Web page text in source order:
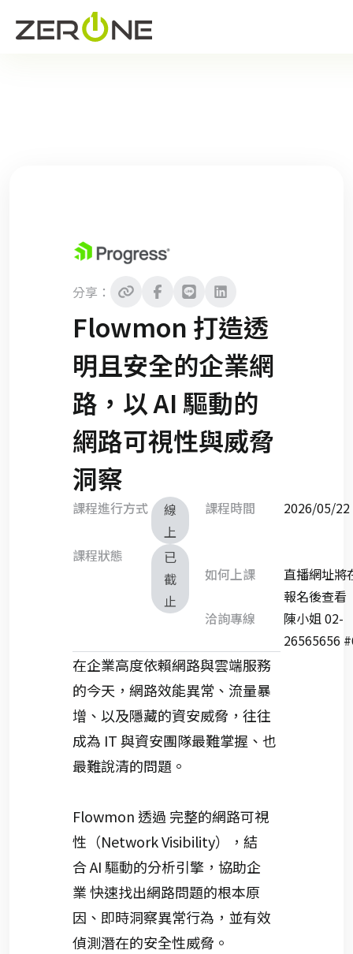
分享：
Flowmon 打造透
明且安全的企業網
路，以 AI 驅動的
網路可視性與威脅
洞察
課程進行方式
線
上
課程狀態
已
截
止
課程時間 2026/05/22
如何上課
直播網址將
報名後查看
洽詢專線
陳小姐 02-
26565656
在企業高度依賴網路與雲端服務
的今天，網路效能異常、流量暴
增、以及隱藏的資安威脅 ，往往
成為 IT與資安團隊最難掌握、也
最難說清的問題。
Flowmon 透過 完整的網路可視
性 （Network Visibility），結
合AI驅動的分析引擎，協助企
業快速找出網路問題的根本原
因、即時洞察異常行為，並有效
偵測潛在的安全性威脅。